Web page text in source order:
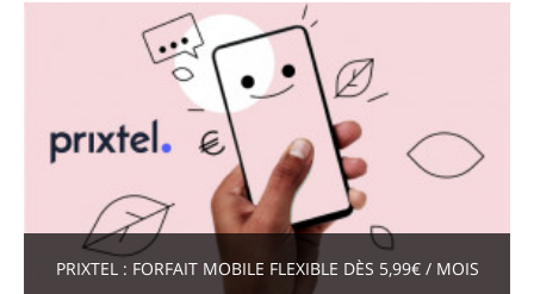
PRIXTEL : FORFAIT MOBILE FLEXIBLE DÈS 5,99€ / MOIS